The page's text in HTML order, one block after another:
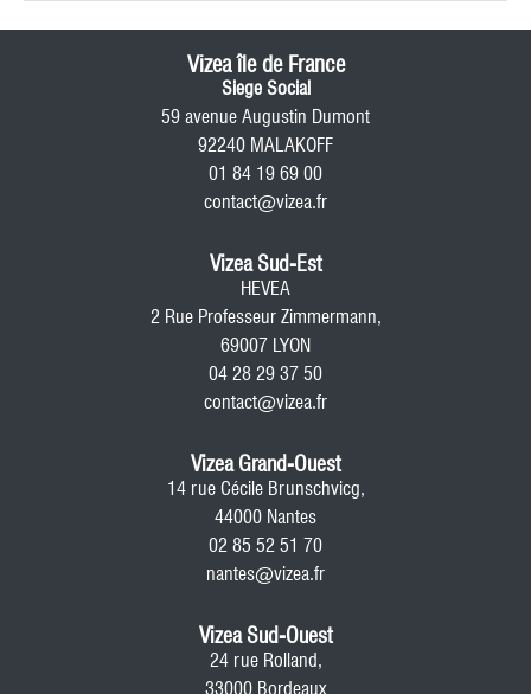
Vizea île de France
Siege Social
59 avenue Augustin Dumont
92240 MALAKOFF
01 84 19 69 00
contact@vizea.fr
Vizea Sud-Est
HEVEA
2 Rue Professeur Zimmermann,
69007 LYON
04 28 29 37 50
contact@vizea.fr
Vizea Grand-Ouest
14 rue Cécile Brunschvicg,
44000 Nantes
02 85 52 51 70
nantes@vizea.fr
Vizea Sud-Ouest
24 rue Rolland,
33000 Bordeaux